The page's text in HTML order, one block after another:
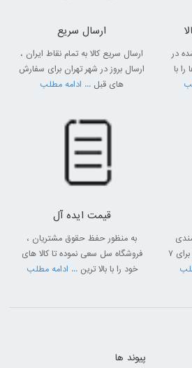
در
با
ارسال سریع
ارسال سریع کالا به تمام نقاط ایران ،
ارسال بروز در شهر تهران برای سفارش
های قبل ... ادامه مطلب
مشتریان امکان استرداد کالا را برای 7
قیمت ایده آل
به منظور حفظ حقوق مشتریان ،
فروشگاه سل سعی نموده تا کالا های
خود را با بالا ترین ... ادامه مطلب
پیوند ها